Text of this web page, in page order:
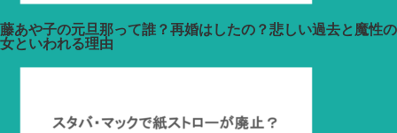
藤あや子の元旦那って誰？再婚はしたの？悲しい過去と魔性の
女といわれる理由